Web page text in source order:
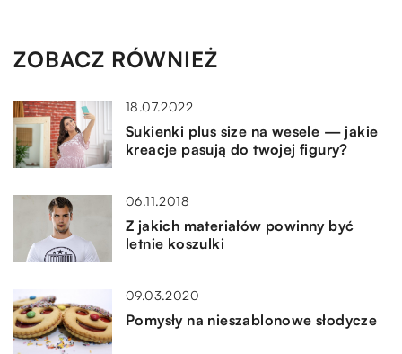
ZOBACZ RÓWNIEŻ
18.07.2022
Sukienki plus size na wesele — jakie
kreacje pasują do twojej figury?
06.11.2018
Z jakich materiałów powinny być
letnie koszulki
09.03.2020
Pomysły na nieszablonowe słodycze